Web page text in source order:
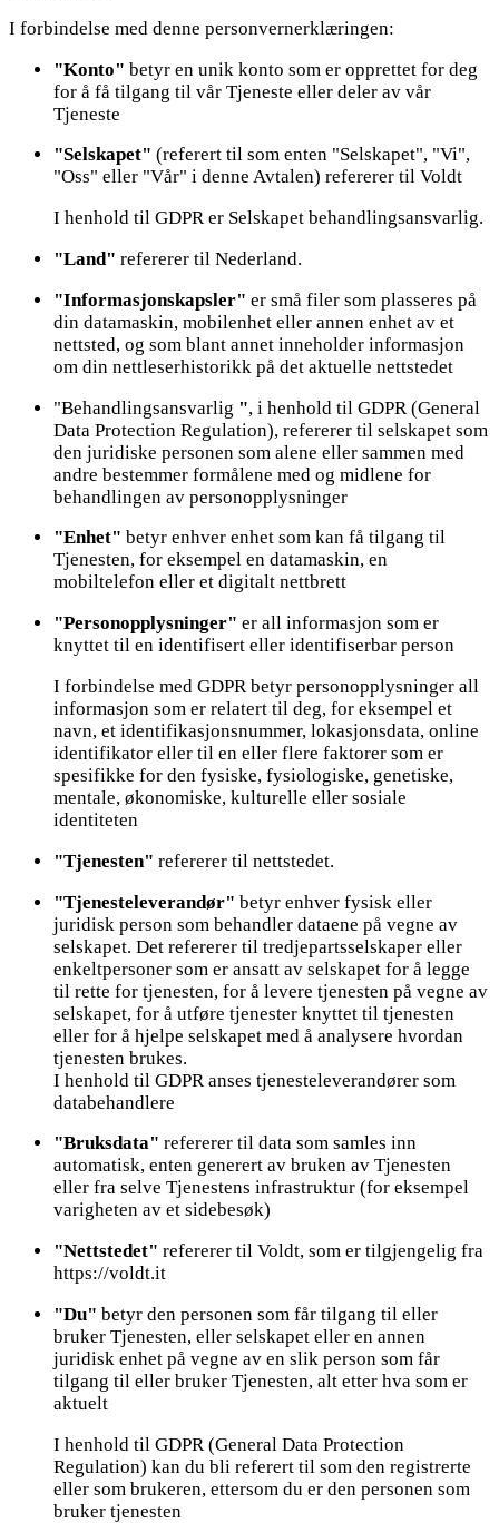
I forbindelse med denne personvernerklæringen:
"Konto" betyr en unik konto som er opprettet for deg
for å få tilgang til vår Tjeneste eller deler av vår
Tjeneste
"Selskapet" (referert til som enten "Selskapet", "Vi",
"Oss" eller "Vår" i denne Avtalen) refererer til Voldt
I henhold til GDPR er Selskapet behandlingsansvarlig.
"Land" refererer til Nederland.
"Informasjonskapsler" er små filer som plasseres på
din datamaskin, mobilenhet eller annen enhet av et
nettsted, og som blant annet inneholder informasjon
om din nettleserhistorikk på det aktuelle nettstedet
"Behandlingsansvarlig ", i henhold til GDPR (General
Data Protection Regulation), refererer til selskapet som
den juridiske personen som alene eller sammen med
andre bestemmer formålene med og midlene for
behandlingen av personopplysninger
"Enhet" betyr enhver enhet som kan få tilgang til
Tjenesten, for eksempel en datamaskin, en
mobiltelefon eller et digitalt nettbrett
"Personopplysninger" er all informasjon som er
knyttet til en identifisert eller identifiserbar person
I forbindelse med GDPR betyr personopplysninger all
informasjon som er relatert til deg, for eksempel et
navn, et identifikasjonsnummer, lokasjonsdata, online
identifikator eller til en eller flere faktorer som er
spesifikke for den fysiske, fysiologiske, genetiske,
mentale, økonomiske, kulturelle eller sosiale
identiteten
"Tjenesten" refererer til nettstedet.
"Tjenesteleverandør" betyr enhver fysisk eller
juridisk person som behandler dataene på vegne av
selskapet. Det refererer til tredjepartsselskaper eller
enkeltpersoner som er ansatt av selskapet for å legge
til rette for tjenesten, for å levere tjenesten på vegne av
selskapet, for å utføre tjenester knyttet til tjenesten
eller for å hjelpe selskapet med å analysere hvordan
tjenesten brukes.
I henhold til GDPR anses tjenesteleverandører som
databehandlere
"Bruksdata" refererer til data som samles inn
automatisk, enten generert av bruken av Tjenesten
eller fra selve Tjenestens infrastruktur (for eksempel
varigheten av et sidebesøk)
"Nettstedet" refererer til Voldt, som er tilgjengelig fra
https://voldt.it
"Du" betyr den personen som får tilgang til eller
bruker Tjenesten, eller selskapet eller en annen
juridisk enhet på vegne av en slik person som får
tilgang til eller bruker Tjenesten, alt etter hva som er
aktuelt
I henhold til GDPR (General Data Protection
Regulation) kan du bli referert til som den registrerte
eller som brukeren, ettersom du er den personen som
bruker tjenesten